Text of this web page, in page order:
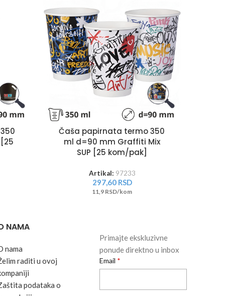
Čaša papirnata termo 350
ml d=90 mm Graffiti Mix
SUP [25 kom/pak]
Artikal: 97233
297,60 RSD
11,9 RSD/kom
NAMA
nama
raditi u ovoj
podataka o
Primajte ekskluzivne
ponude direktno u inbox
Email